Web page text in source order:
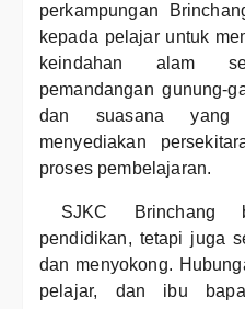
perkampungan
kepada pelajar untuk
keindahan alam
pemandangan gunung-
dan suasana
menyediakan
proses pembelajaran.
SJKC Brinchang
pendidikan, tetapi juga
dan menyokong.
pelajar, dan ibu